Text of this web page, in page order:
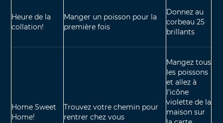
Heure de la
collation!
Manger un poisson pour la
première fois
Donnez au
corbeau 25
brillants
Home Sweet
Home!
Trouvez votre chemin pour
rentrer chez vous
Mangez tous
les poissons
et allez à
l’icône
violette de la
maison sur